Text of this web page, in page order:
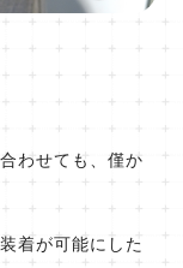
わせても、僅か
着が可能にした